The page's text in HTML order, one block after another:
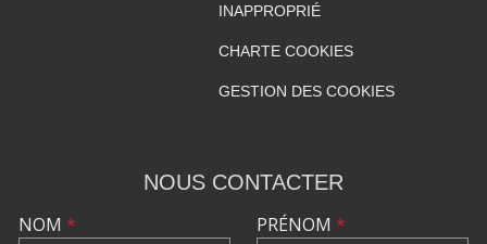
INAPPROPRIÉ
CHARTE COOKIES
GESTION DES COOKIES
NOUS CONTACTER
NOM * PRÉNOM *